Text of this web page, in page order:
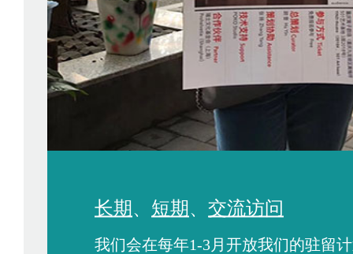
长期、 短期、 交流访问
我们会在每年1-3月开放我们的驻留